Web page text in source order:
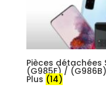
Pièces détachées
(G985F) /
Plus (14)